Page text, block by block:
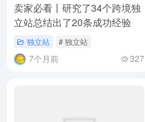
卖家必看丨研究了34个跨境独
立站总结出了20条成功经验
独立站 # 独立站
7个月前 327